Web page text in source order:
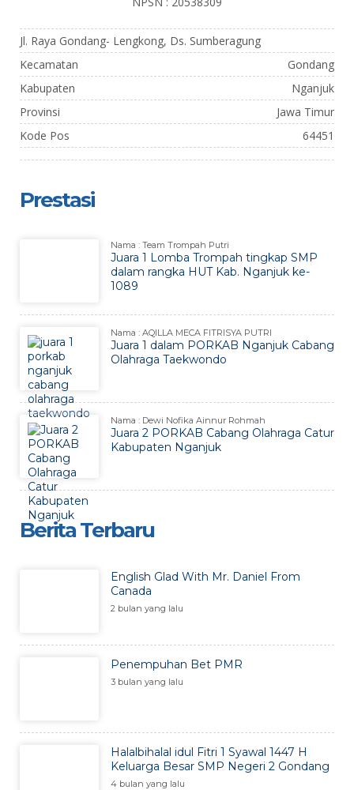
Jl. Raya Gondang- Lengkong, Ds. Sumberagung
Kecamatan
Gondang
Kabupaten
Nganjuk
Provinsi
Jawa Timur
Kode Pos
64451
Prestasi
Nama : Team Trompah Putri
Juara 1 Lomba Trompah tingkap SMP
dalam rangka HUT Kab. Nganjuk ke-
1089
Nama : AQILLA MECA FITRISYA PUTRI
Juara 1 dalam PORKAB Nganjuk Cabang
Olahraga Taekwondo
Nama : Dewi Nofika Ainnur Rohmah
Juara 2 PORKAB Cabang Olahraga Catur
Kabupaten Nganjuk
Berita Terbaru
English Glad With Mr. Daniel From
Canada
2 bulan yang lalu
Penempuhan Bet PMR
3 bulan yang lalu
Halalbihalal idul Fitri 1 Syawal 1447 H
Keluarga Besar SMP Negeri 2 Gondang
4 bulan yang lalu